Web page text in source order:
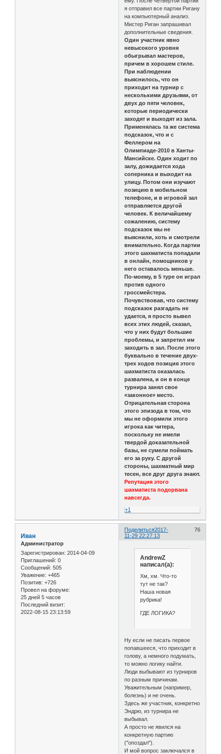
я отправил все партии Ригану
на компьютерный анализ.
Мистер Риган запрашивал
дополнительные сведения.
Один участник явно
невысокого уровня
обыгрывал мастеров,
причем в хорошем стиле.
При наблюдении
выяснилось, что он
приходит на турнир с
несколькими друзьями, от
двух до пяти человек,
которые периодически
заходят и выходят из зала.
Применялась та же система
подсказок, что и с
Феллером на
Олимпиаде-2010 в Ханты-
Мансийске. Один ходит по
залу, дожидается хода
соперника и выходит на
улицу. Потом они изучают
позицию в мобильном
телефоне, и в игровой зал
отправляется другой
человек. К величайшему
сожалению, систему
подсказок мы не
выяснили, хоть и смотрели
внимательно. Когда партии
этого шахматиста попадали
в онлайн, помощников у
него оставалось меньше.
По-моему, в 5 туре он играл
против одного
гроссмейстера.
Почувствовав, что систему
подсказок разгадать не
удается, я просто вывел
всех этих людей, сказал,
что у них будут большие
проблемы, и запретил им
заходить в зал. После этого
буквально в течение двух-
трех ходов позиция этого
шахматиста оказалась
развалена, и он в конце
турнира занял свое
«законное» место.
Отрицательная сторона
этого эпизода в том, что
мы не оформили этого
игрока как читера,
поскольку не имели
твердой доказательной
базы, не сумели поймать
его за руку. С другой
стороны, шахматный мир
тесен, все друг друга знают.
Репутация этого
шахматиста подорвана
навсегда.
+1
Поделиться 76
2017-
11-29 22:27:13
Иван
Администратор
Зарегистрирован: 2014-04-09
Приглашений: 0
Сообщений: 505
Уважение: +465
Позитив: +726
Провел на форуме:
25 дней 5 часов
Последний визит:
2022-08-15 23:13:59
AndrewZ
написал(а):
Хм, хм. Что-то
тут не так?
Наша новая
рубрика!
ГДЕ ЛОГИКА?
Ну если не писать первое
попавшееся, что приходит в
голову, а немного подумать,
то можно логику найти.
Люди выбывают из турниров
по разным причинам.
Уважительным (например,
болезнь) и не очень.
Здесь же участник, конкретно
Эндрю, из турнира не
выбывал.
А просто не явился на
конкретную партию
("опоздал").
И мой вопрос заключался в